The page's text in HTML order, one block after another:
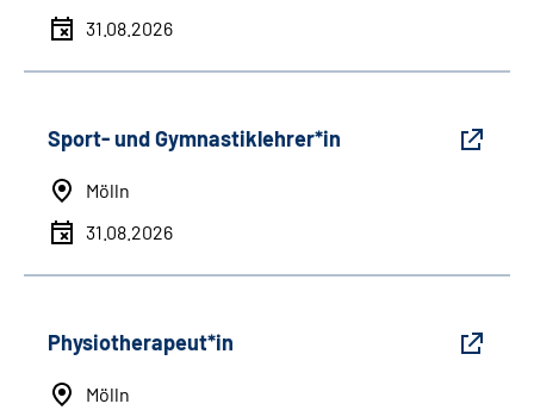
31.08.2026
Sport- und Gymnastiklehrer*in
Mölln
31.08.2026
Physiotherapeut*in
Mölln